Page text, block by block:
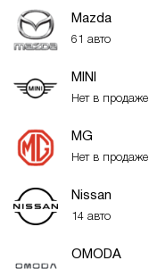
Mazda
61 авто
MINI
Нет в продаже
MG
Нет в продаже
Nissan
14 авто
OMODA